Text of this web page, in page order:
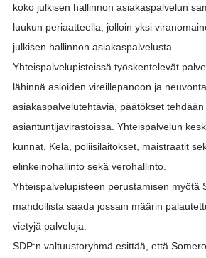
koko julkisen hallinnon asiakaspalvelun
luukun periaatteella, jolloin yksi
julkisen hallinnon asiakaspalvelusta.
Yhteispalvelupisteissä työskentelevät
lähinnä asioiden vireillepanoon ja
asiakaspalvelutehtäviä, päätökset
asiantuntijavirastoissa. Yhteispalvelun
kunnat, Kela, poliisilaitokset, maistraatit
elinkeinohallinto sekä verohallinto.
Yhteispalvelupisteen perustamisen myötä
mahdollista saada jossain määrin
vietyjä palveluja.
SDP:n valtuustoryhmä esittää, että